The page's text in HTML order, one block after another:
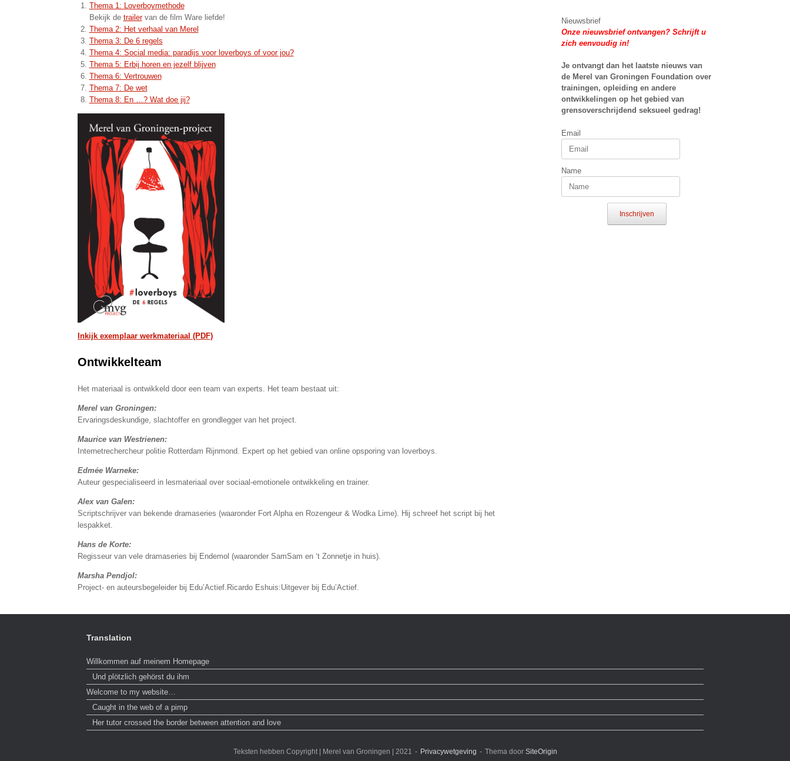
Thema 1: Loverboymethode
Bekijk de trailervan de film Ware liefde!
Thema 2: Het verhaal van Merel
Thema 3: De 6 regels
Thema 4: Social media: paradijs voor loverboys of voor jou?
Thema 5: Erbij horen en jezelf blijven
Thema 6: Vertrouwen
Thema 7: De wet
Thema 8: En …? Wat doe jij?
Inkijk exemplaar werkmateriaal (PDF)
Ontwikkelteam
Het materiaal is ontwikkeld door een team van experts. Het team bestaat uit:
Merel van Groningen:
Ervaringsdeskundige, slachtoffer en grondlegger van het project.
Maurice van Westrienen:
Internetrechercheur politie Rotterdam Rijnmond. Expert op het gebied van online opsporing van loverboys.
Edmée Warneke:
Auteur gespecialiseerd in lesmateriaal over sociaal-emotionele ontwikkeling en trainer.
Alex van Galen:
Scriptschrijver van bekende dramaseries (waaronder Fort Alpha en Rozengeur & Wodka Lime). Hij schreef het script bij het
lespakket.
Hans de Korte:
Regisseur van vele dramaseries bij Endemol (waaronder SamSam en ‘t Zonnetje in huis).
Marsha Pendjol:
Project- en auteursbegeleider bij Edu’Actief.Ricardo Eshuis:Uitgever bij Edu’Actief.
Nieuwsbrief
Onze nieuwsbrief ontvangen? Schrijft u
zich eenvoudig in!
Je ontvangt dan het laatste nieuws van
de Merel van Groningen Foundation over
trainingen, opleiding en andere
ontwikkelingen op het gebied van
grensoverschrijdend seksueel gedrag!
Email
Name
Inschrijven
Translation
Willkommen auf meinem Homepage
Und plötzlich gehörst du ihm
Welcome to my website…
Caught in the web of a pimp
Her tutor crossed the border between attention and love
Teksten hebben Copyright | Merel van Groningen | 2021 Privacywetgeving Thema door SiteOrigin